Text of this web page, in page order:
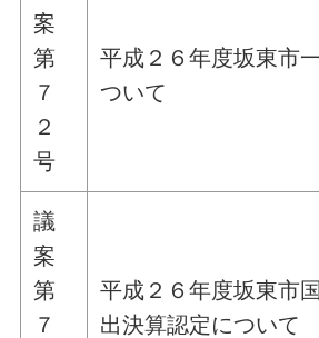
案
第
７
２
号
平成２６年度坂東市
ついて
議
案
第
７
平成２６年度坂東市
出決算認定について